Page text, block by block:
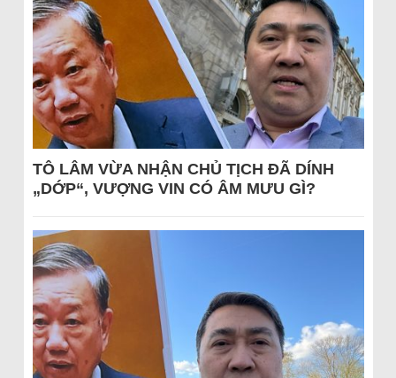
TÔ LÂM VỪA NHẬN CHỦ TỊCH ĐÃ DÍNH
„DỚP“, VƯỢNG VIN CÓ ÂM MƯU GÌ?